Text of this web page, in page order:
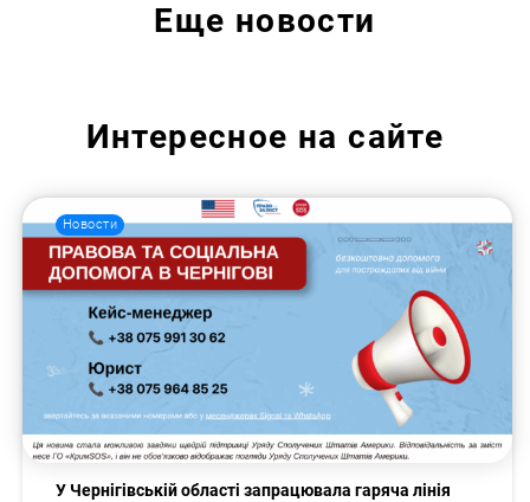
Еще новости
Интересное на сайте
Новости
У Чернігівській області запрацювала гаряча лінія